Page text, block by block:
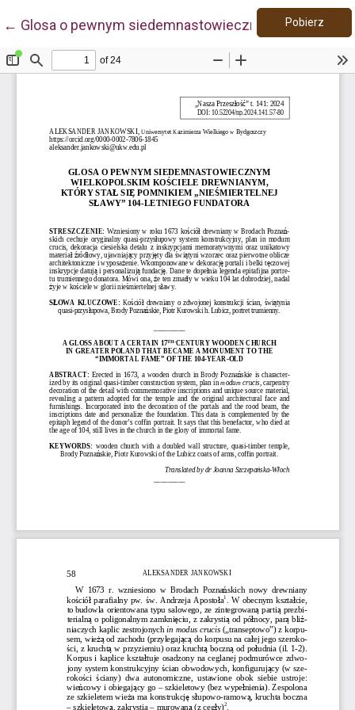
← Wróć do szczegółów artykułu
Glosa o pewnym siedemnastowiecznym Pobierz